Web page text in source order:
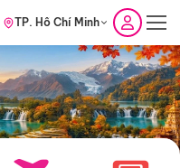
TP. Hồ Chí Minh